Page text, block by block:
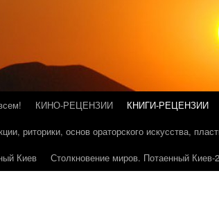
КИНО-РЕЦЕНЗИИ КНИГИ-РЕЦЕНЗИИ
риторики, основ ораторского искусства,
Киев
Столкновение миров. Потаенный Киев-2